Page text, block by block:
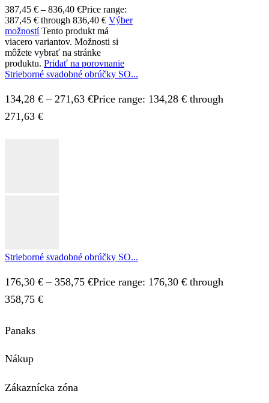
387,45 € – 836,40 €Price range:
387,45 € through 836,40 € Výber
možností Tento produkt má
viacero variantov. Možnosti si
môžete vybrať na stránke
produktu. Pridať na porovnanie
Strieborné svadobné obrúčky SO...
134,28 € – 271,63 €Price range: 134,28 € through
271,63 €
Strieborné svadobné obrúčky SO...
176,30 € – 358,75 €Price range: 176,30 € through
358,75 €
Panaks
Nákup
Zákaznícka zóna